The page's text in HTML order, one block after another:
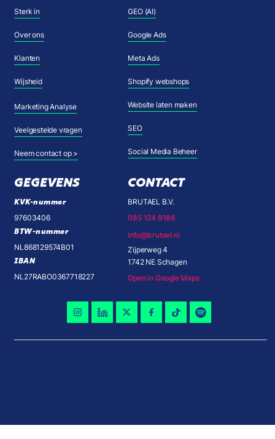
Sterk in
Over ons
Klanten
Wijsheid
Marketing Analyse
Veelgestelde vragen
Neem contact op >
GEO (AI)
Google Ads
Meta Ads
Shopify webshops
Website laten maken
SEO
Social Media Beheer
GEGEVENS
KVK-nummer
97603406
BTW-nummer
NL868129574B01
IBAN
NL27RABO0367718227
CONTACT
BRUTAEL B.V.
085 124 9188
info@brutael.nl
Zijperweg 4
1742 NE Schagen
Open in Google Maps